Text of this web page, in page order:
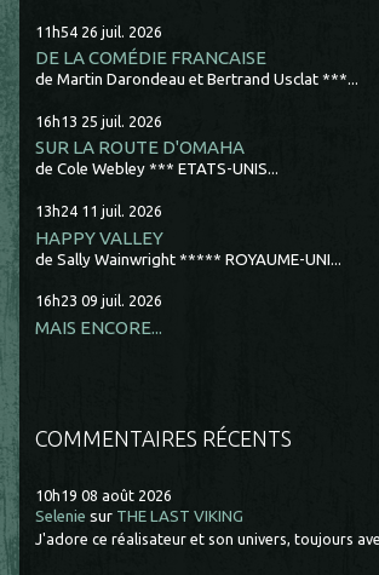
11h54 26 juil. 2026
DE LA COMÉDIE FRANCAISE
de Martin Darondeau et Bertrand Usclat ***...
16h13 25 juil. 2026
SUR LA ROUTE D'OMAHA
de Cole Webley *** ETATS-UNIS...
13h24 11 juil. 2026
HAPPY VALLEY
de Sally Wainwright ***** ROYAUME-UNI...
16h23 09 juil. 2026
MAIS ENCORE...
COMMENTAIRES RÉCENTS
10h19 08 août 2026
Selenie sur THE LAST VIKING
J'adore ce réalisateur et son univers, toujours